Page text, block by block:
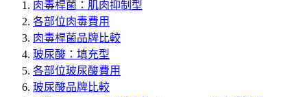
肉毒桿菌：肌肉抑制型
各部位肉毒費用
肉毒桿菌品牌比較
玻尿酸：填充型
各部位玻尿酸費用
玻尿酸品牌比較